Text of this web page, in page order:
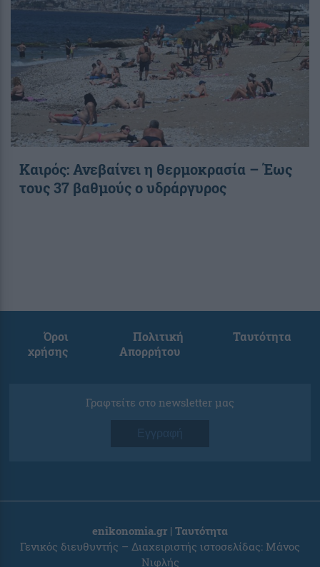
Καιρός: Ανεβαίνει η θερμοκρασία – Έως
τους 37 βαθμούς ο υδράργυρος
Όροι
χρήσης
Πολιτική
Απορρήτου
Ταυτότητα
Γραφτείτε στο newsletter μας
Εγγραφή
enikonomia.gr | Ταυτότητα
Γενικός διευθυντής – Διαχειριστής ιστοσελίδας: Μάνος
Νιφλής